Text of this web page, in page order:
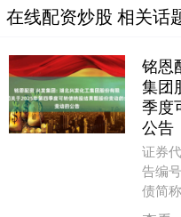
在线配资炒股 相关话
铭恩
集团
季度
公告
证券
告编
债简
有限